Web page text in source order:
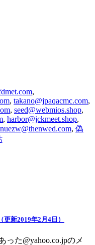
,
, takano@jpaqacmc.com,
, seed@webmios.shop,
, harbor@jckmeet.shop,
nuezw@thenwed.com, 偽
新2019年2月4日）
った@yahoo.co.jpのメ